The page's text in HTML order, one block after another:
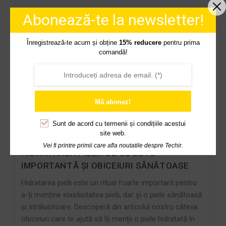
HIDRATAREA PIELII: DE CE ESTE
IMPORTANTĂ ȘI OBICEIURI SĂNĂTOASE
Hidratarea pielii este un ritual foarte important pentru
a-ți menține elasticitatea pielii, dar și o piele sănătoasă
și strălucitoare. Descoperă din articolul nostru câteva
obiceiuri care te ajută să îți menții o piele hidratată în
Abonează-te la newsletter!
Înregistrează-te acum și obține 15% reducerepentru prima
comandă!
Mă abonez!
Sunt de acord cu termenii și condițiile acestui
site web.
Vei fi printre primii care afla noutatile despre Techir.